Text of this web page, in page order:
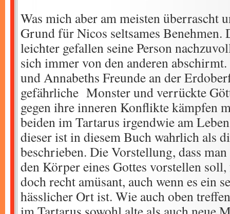
Was mich aber am meisten überrascht
Grund für Nicos seltsames Benehmen.
leichter gefallen seine Person
sich immer von den anderen
und Annabeths Freunde an der
gefährliche Monster und verrückte
gegen ihre inneren Konflikte kämpfen
beiden im Tartarus irgendwie am
dieser ist in diesem Buch wahrlich als
beschrieben. Die Vorstellung, dass
den Körper eines Gottes vorstellen
doch recht amüsant, auch wenn es ein
hässlicher Ort ist. Wie auch oben